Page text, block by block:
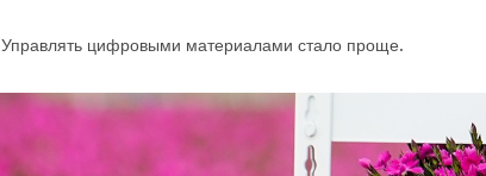
Управлять цифровыми материалами стало проще.